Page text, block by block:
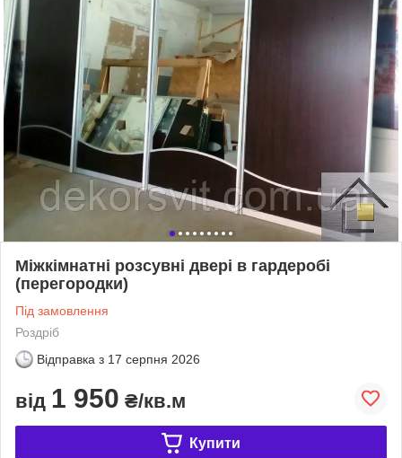
Міжкімнатні розсувні двері в гардеробі
(перегородки)
Під замовлення
Роздріб
Відправка з 17 серпня 2026
від 1 950 ₴/кв.м
Купити